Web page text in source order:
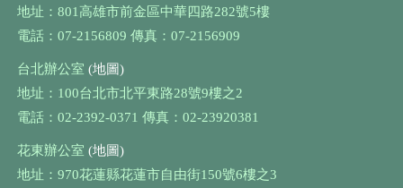
地址：801高雄市前金區中華四路282號5樓
電話：07-2156809 傳真：07-2156909
台北辦公室 (地圖)
地址：100台北市北平東路28號9樓之2
電話：02-2392-0371 傳真：02-23920381
花東辦公室 (地圖)
地址：970花蓮縣花蓮市自由街150號6樓之3